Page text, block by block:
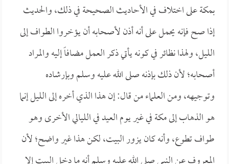
بمكة على اختلاف في الأحاديث الصحيحة في ذلك، والحديث
إذا صح فإنه يحمل على أنه أذن لأصحابه أن يؤخروا الطواف إلى
الليل، ولهذا نظائر في كونه يأتي ذكر العمل مضافاً إليه والمراد
أصحابه؛ لأن ذلك بإذنه صلى الله عليه وسلم وبإرشاده
وتوجيهه، ومن العلماء من قال: إن هذا الذي أخره إلى الليل إنما
هو الذهاب إلى مكة في غير يوم العيد في الليالي الأخرى وهو
طواف تطوع، وأنه كان يزور البيت، لكن هذا غير واضح؛ لأن